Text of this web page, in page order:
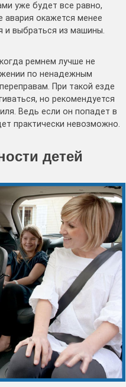
уже будет все равно,
авария окажется менее
и выбраться из машины.
ремнем лучше не
по ненадежным
При такой езде
но рекомендуется
Ведь если он попадет в
практически невозможно.
детей